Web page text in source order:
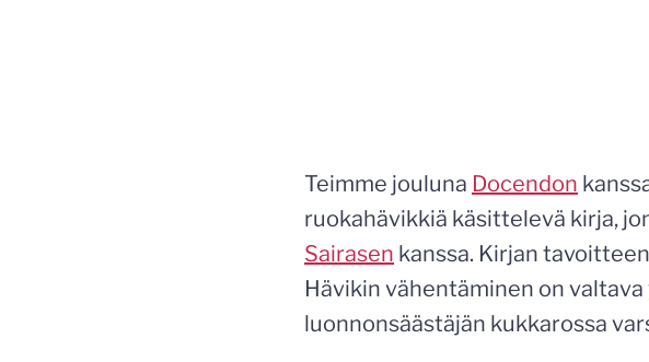
Teimme jouluna Docendon
ruokahävikkiä käsittelevä kirja,
Sairasen kanssa. Kirjan
Hävikin vähentäminen on
luonnonsäästäjän kukkarossa